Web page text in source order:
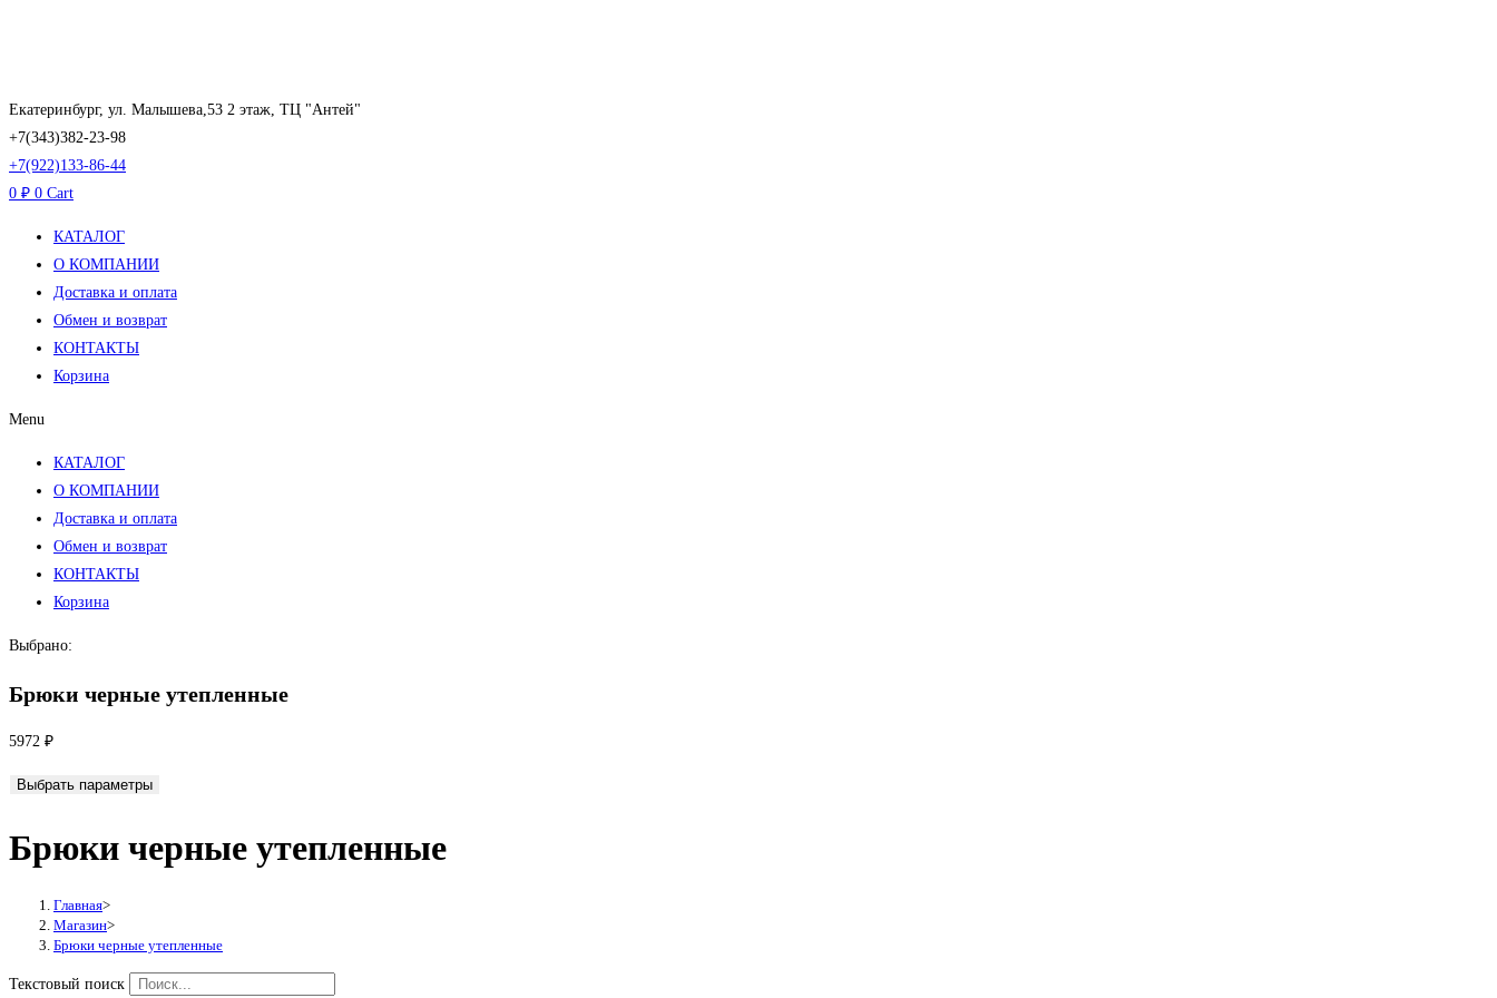
Екатеринбург, ул. Малышева,53 2 этаж, ТЦ "Антей"
+7(343)382-23-98
+7(922)133-86-44
0 ₽ 0 Cart
КАТАЛОГ
О КОМПАНИИ
Доставка и оплата
Обмен и возврат
КОНТАКТЫ
Корзина
Menu
КАТАЛОГ
О КОМПАНИИ
Доставка и оплата
Обмен и возврат
КОНТАКТЫ
Корзина
Выбрано:
Брюки черные утепленные
5972 ₽
Выбрать параметры
Брюки черные утепленные
Главная>
Магазин>
Брюки черные утепленные
Текстовый поиск